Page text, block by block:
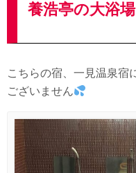
養浩亭の大浴
こちらの宿、一見温泉宿
ございません